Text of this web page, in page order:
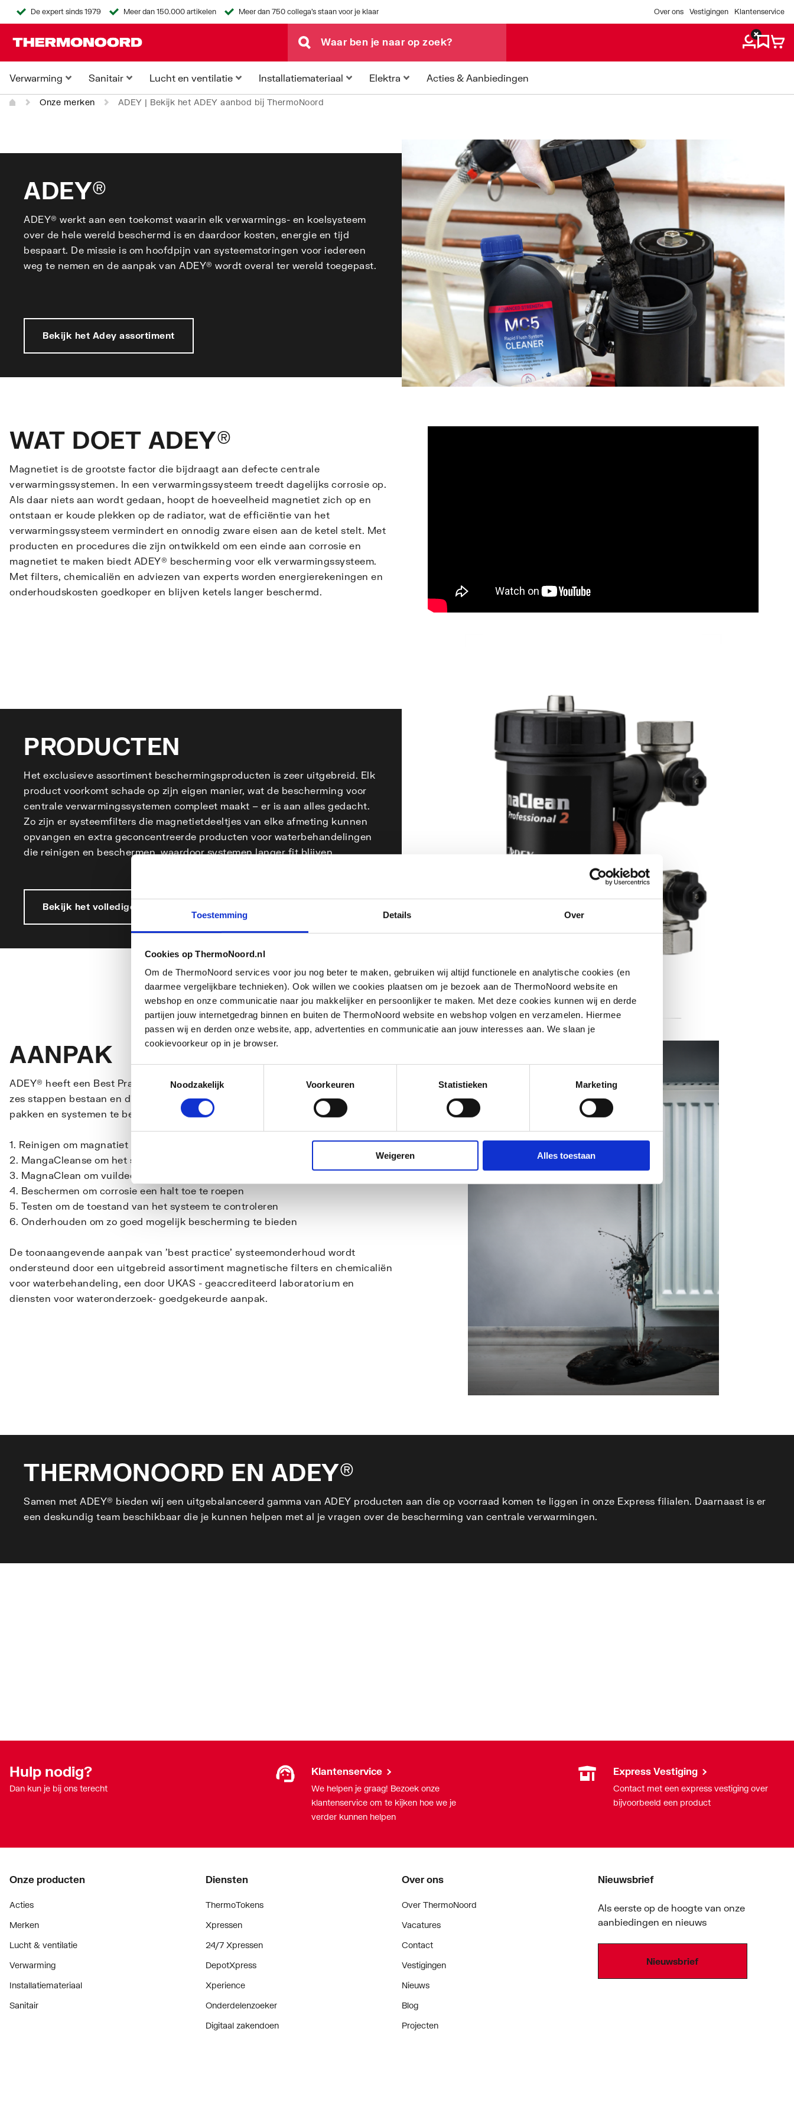
Toestemming Details Over
Cookies op ThermoNoord.nl
Om de ThermoNoord services voor jou nog beter te maken, gebruiken wij altijd functionele en analytische cookies (en
daarmee vergelijkbare technieken). Ook willen we cookies plaatsen om je bezoek aan de ThermoNoord website en
webshop en onze communicatie naar jou makkelijker en persoonlijker te maken. Met deze cookies kunnen wij en derde
partijen jouw internetgedrag binnen en buiten de ThermoNoord website en webshop volgen en verzamelen. Hiermee
passen wij en derden onze website, app, advertenties en communicatie aan jouw interesses aan. We slaan je
cookievoorkeur op in je browser.
Noodzakelijk
Voorkeuren Statistieken Marketing
Weigeren Alles toestaan
De expert sinds 1979 Meer dan 150.000 artikelen Meer dan 750 collega's staan voor je klaar Over ons Vestigingen Klantenservice
Verwarming Sanitair Lucht en ventilatie Installatiemateriaal Elektra Acties & Aanbiedingen
Onze merken ADEY | Bekijk het ADEY aanbod bij ThermoNoord
ADEY®
ADEY® werkt aan een toekomst waarin elk verwarmings- en koelsysteem
over de hele wereld beschermd is en daardoor kosten, energie en tijd
bespaart. De missie is om hoofdpijn van systeemstoringen voor iedereen
weg te nemen en de aanpak van ADEY® wordt overal ter wereld toegepast.
Bekijk het Adey assortiment
WAT DOET ADEY®
Magnetiet is de grootste factor die bijdraagt aan defecte centrale
verwarmingssystemen. In een verwarmingssysteem treedt dagelijks corrosie op.
Als daar niets aan wordt gedaan, hoopt de hoeveelheid magnetiet zich op en
ontstaan er koude plekken op de radiator, wat de efficiëntie van het
verwarmingssysteem vermindert en onnodig zware eisen aan de ketel stelt. Met
producten en procedures die zijn ontwikkeld om een einde aan corrosie en
magnetiet te maken biedt ADEY® bescherming voor elk verwarmingssysteem.
Met filters, chemicaliën en adviezen van experts worden energierekeningen en
onderhoudskosten goedkoper en blijven ketels langer beschermd.
PRODUCTEN
Het exclusieve assortiment beschermingsproducten is zeer uitgebreid. Elk
product voorkomt schade op zijn eigen manier, wat de bescherming voor
centrale verwarmingssystemen compleet maakt – er is aan alles gedacht.
Zo zijn er systeemfilters die magnetietdeeltjes van elke afmeting kunnen
opvangen en extra geconcentreerde producten voor waterbehandelingen
die reinigen en beschermen, waardoor systemen langer fit blijven.
Bekijk het volledige assortiment
AANPAK
ADEY® heeft een Best Practice ontwikkeld, een baanbrekende aanpak die uit
zes stappen bestaan en die geformuleerd zijn om corrosie fundamenteel aan te
pakken en systemen te beschermen.
1. Reinigen om magnatiet af te breken
2. MangaCleanse om het systeem uit te spoelen
3. MagnaClean om vuildeeltjes weg te filteren
4. Beschermen om corrosie een halt toe te roepen
5. Testen om de toestand van het systeem te controleren
6. Onderhouden om zo goed mogelijk bescherming te bieden
​​​​​​​​​​​​​​De toonaangevende aanpak van 'best practice' systeemonderhoud wordt
ondersteund door een uitgebreid assortiment magnetische filters en chemicaliën
voor waterbehandeling, een door UKAS - geaccrediteerd laboratorium en
diensten voor wateronderzoek- goedgekeurde aanpak.
THERMONOORD EN ADEY®
Samen met ADEY® bieden wij een uitgebalanceerd gamma van ADEY producten aan die op voorraad komen te liggen in onze Express filialen. Daarnaast is er
een deskundig team beschikbaar die je kunnen helpen met al je vragen over de bescherming van centrale verwarmingen.
Hulp nodig?
Dan kun je bij ons terecht
Klantenservice
We helpen je graag! Bezoek onze
klantenservice om te kijken hoe we je
verder kunnen helpen
Express Vestiging
Contact met een express vestiging over
bijvoorbeeld een product
Onze producten
Acties
Merken
Lucht & ventilatie
Verwarming
Installatiemateriaal
Sanitair
Diensten
ThermoTokens
Xpressen
24/7 Xpressen
DepotXpress
Xperience
Onderdelenzoeker
Digitaal zakendoen
Over ons
Over ThermoNoord
Vacatures
Contact
Vestigingen
Nieuws
Blog
Projecten
Nieuwsbrief
Als eerste op de hoogte van onze
aanbiedingen en nieuws
Nieuwsbrief